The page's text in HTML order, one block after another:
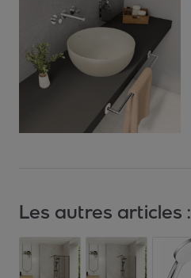
Les autres articles :